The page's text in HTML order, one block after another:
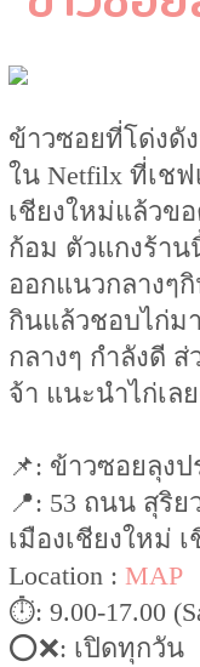
ข้าวซอยที่โด่งดัง
ใน Netfilx ที่เช
เชียงใหม่แล้วข
ก้อม ตัวแกงร้า
ออกแนวกลางๆกิ
กินแล้วชอบไก่ม
กลางๆ กำลังดี
จ้า แนะนำไก่เล
📌: ข้าวซอยลุงป
📍: 53 ถนน สุริ
เมืองเชียงใหม่
Location :MAP
⏱: 9.00-17.00
⭕️❌: เปิดทุกวัน